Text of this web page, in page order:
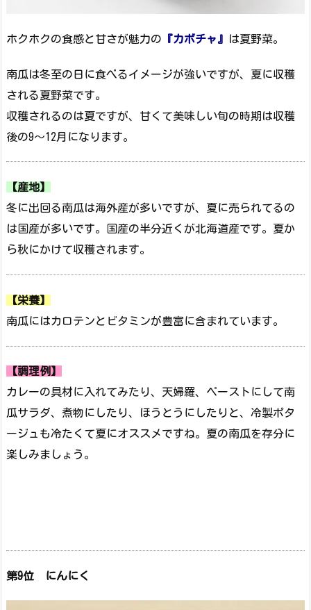
ホクホクの食感と甘さが魅力の 『カボチャ』 は夏野菜。
南瓜は冬至の日に食べるイメージが強いですが、夏に収穫
される夏野菜です。
収穫されるのは夏ですが、甘くて美味しい旬の時期は収穫
後の9～12月になります。
【産地】
冬に出回る南瓜は海外産が多いですが、夏に売られてるの
は国産が多いです。国産の半分近くが北海道産です。夏か
ら秋にかけて収穫されます。
【栄養】
南瓜にはカロテンとビタミンが豊富に含まれています。
【調理例】
カレーの具材に入れてみたり、天婦羅、ペーストにして南
瓜サラダ、煮物にしたり、ほうとうにしたりと、冷製ポタ
ージュも冷たくて夏にオススメですね。夏の南瓜を存分に
楽しみましょう。
第9位 にんにく